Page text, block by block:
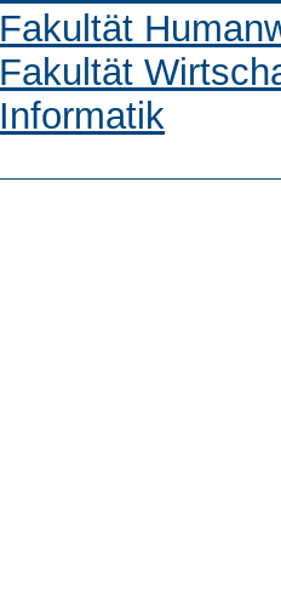
Fakultät
Fakultät
Informatik